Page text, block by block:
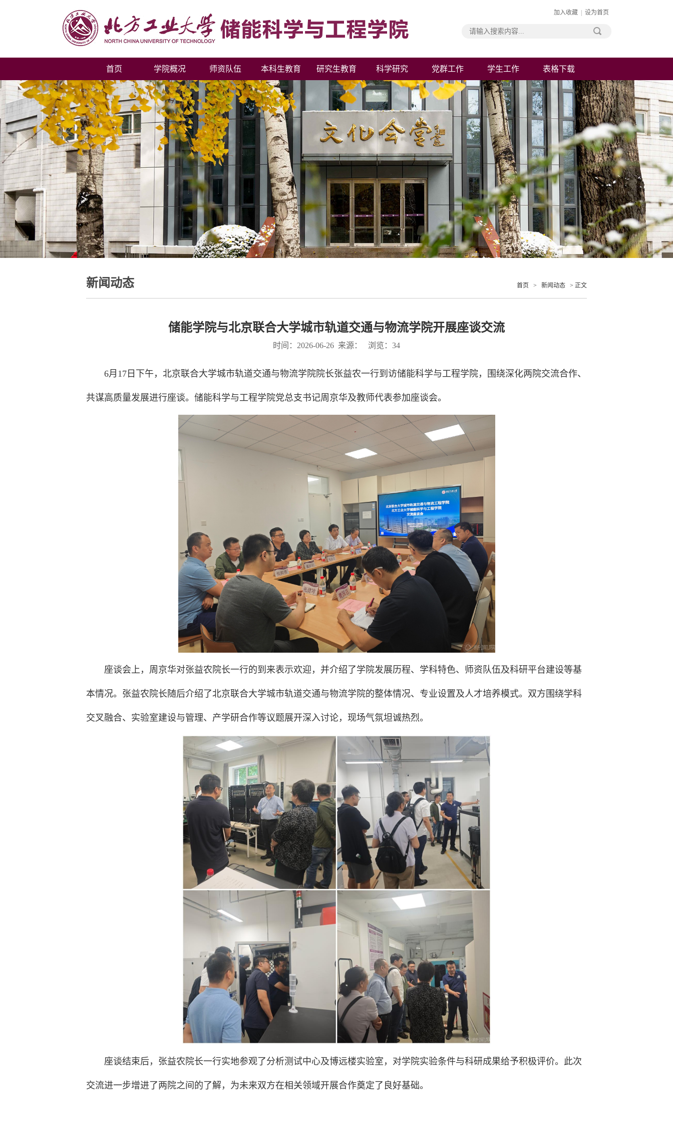
加入收藏 设为首页
首页 学院概况 师资队伍 本科生教育 研究生教育 科学研究 党群工作 学生工作 表格下载
新闻动态 首页 > 新闻动态 > 正文
储能学院与北京联合大学城市轨道交通与物流学院开展座谈交流
时间：2026-06-26 来源： 浏览： 34
6月17日下午，北京联合大学城市轨道交通与物流学院院长张益农一行到访储能科学与工程学院，围绕深化两院交流合作、
共谋高质量发展进行座谈。储能科学与工程学院党总支书记周京华及教师代表参加座谈会。
座谈会上，周京华对张益农院长一行的到来表示欢迎，并介绍了学院发展历程、学科特色、师资队伍及科研平台建设等基
本情况。张益农院长随后介绍了北京联合大学城市轨道交通与物流学院的整体情况、专业设置及人才培养模式。双方围绕学科
交叉融合、实验室建设与管理、产学研合作等议题展开深入讨论，现场气氛坦诚热烈。
座谈结束后，张益农院长一行实地参观了分析测试中心及博远楼实验室，对学院实验条件与科研成果给予积极评价。此次
交流进一步增进了两院之间的了解，为未来双方在相关领域开展合作奠定了良好基础。